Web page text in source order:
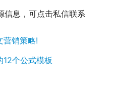
信息，可点击私信联系
营销策略!
个公式模板